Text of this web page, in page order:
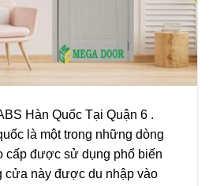
Hàn Quốc Tại Quận 6 .
là một trong những dòng
cấp được sử dụng phổ biến
cửa này được du nhập vào